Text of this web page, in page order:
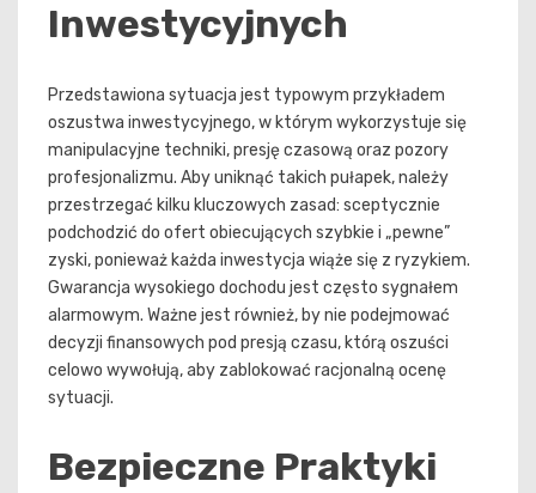
Inwestycyjnych
Przedstawiona sytuacja jest typowym przykładem
oszustwa inwestycyjnego, w którym wykorzystuje się
manipulacyjne techniki, presję czasową oraz pozory
profesjonalizmu. Aby uniknąć takich pułapek, należy
przestrzegać kilku kluczowych zasad: sceptycznie
podchodzić do ofert obiecujących szybkie i „pewne”
zyski, ponieważ każda inwestycja wiąże się z ryzykiem.
Gwarancja wysokiego dochodu jest często sygnałem
alarmowym. Ważne jest również, by nie podejmować
decyzji finansowych pod presją czasu, którą oszuści
celowo wywołują, aby zablokować racjonalną ocenę
sytuacji.
Bezpieczne Praktyki